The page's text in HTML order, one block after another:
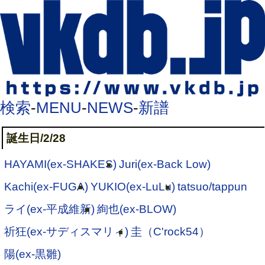
検索-MENU-NEWS-新譜
誕生日/2/28
HAYAMI(ex-SHAKES)Juri(ex-Back Low)
Kachi(ex-FUGA)YUKIO(ex-LuLu)tatsuo/tappun
ライ(ex-平成維新)絢也(ex-BLOW)
祈狂(ex-サディスマリィ)圭（C'rock54）
陽(ex-黒雛)